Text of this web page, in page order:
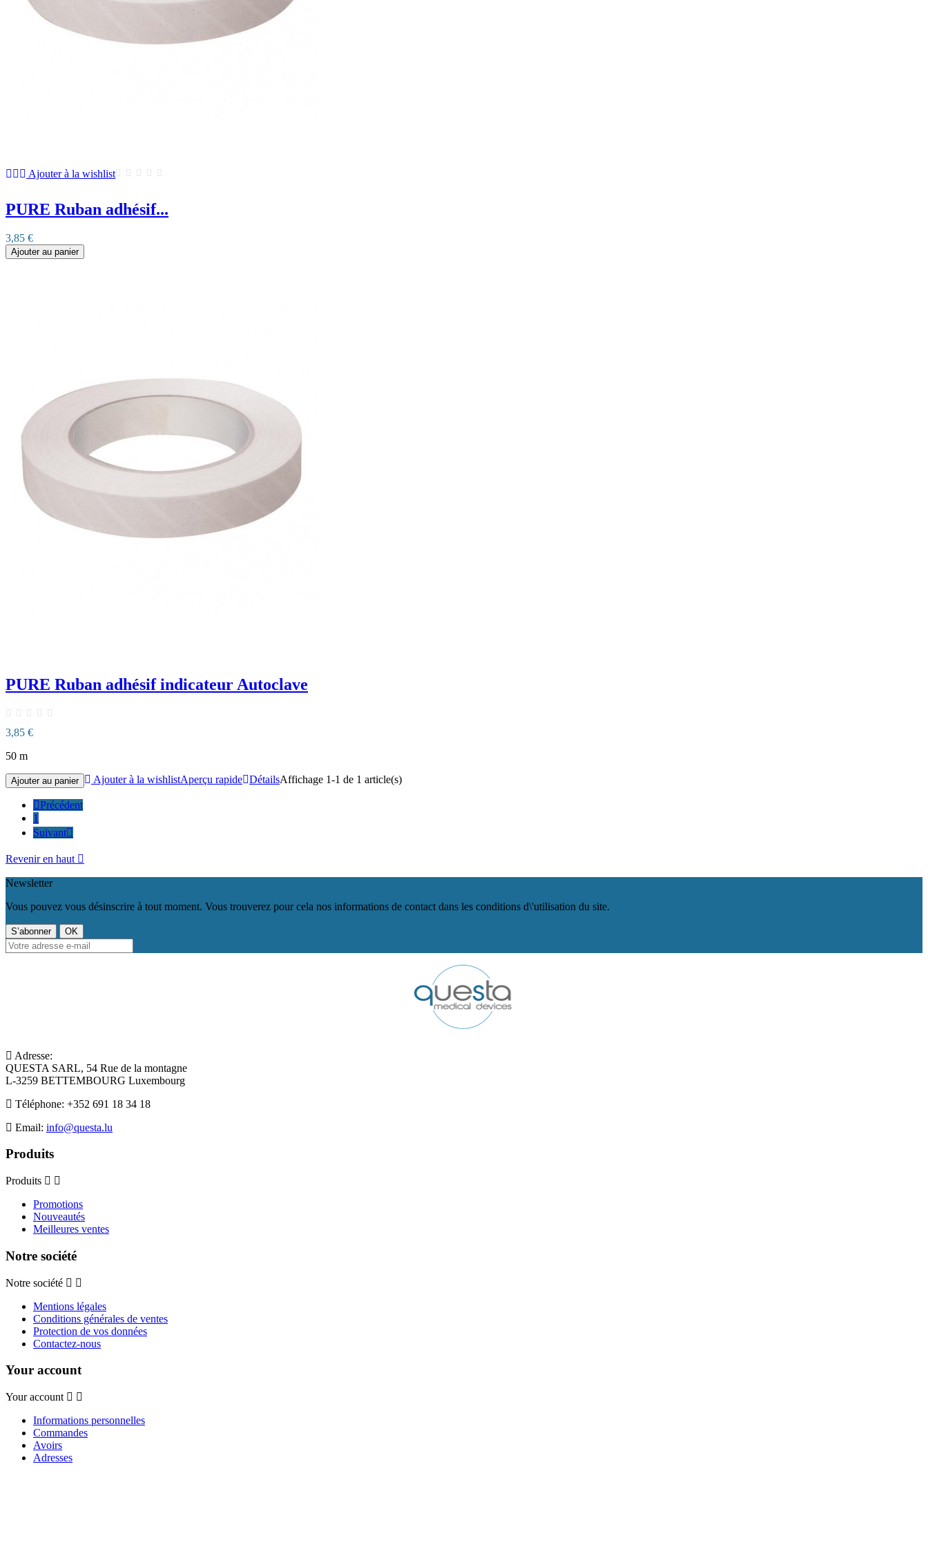
Ajouter à la wishlist
PURE Ruban adhésif...
3,85 €
Ajouter au panier
PURE Ruban adhésif indicateur Autoclave
3,85 €
50 m
Ajouter au panier Ajouter à la wishlistAperçu rapide DétailsAffichage 1-1 de 1 article(s)
Précédent
1
Suivant
Revenir en haut 
Newsletter
Vous pouvez vous désinscrire à tout moment. Vous trouverez pour cela nos informations de contact dans les conditions d\'utilisation du site.
Adresse:
QUESTA SARL, 54 Rue de la montagne
L-3259 BETTEMBOURG Luxembourg
Téléphone: +352 691 18 34 18
Email: info@questa.lu
Produits
Produits
Promotions
Nouveautés
Meilleures ventes
Notre société
Notre société
Mentions légales
Conditions générales de ventes
Protection de vos données
Contactez-nous
Your account
Your account
Informations personnelles
Commandes
Avoirs
Adresses